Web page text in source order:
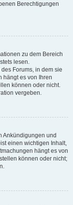
Berechtigungen
zu dem Bereich
lesen.
Forums, in dem sie
hängt es von Ihren
können oder nicht.
vergeben.
Ankündigungen und
einen wichtigen Inhalt,
hängt es von
können oder nicht;